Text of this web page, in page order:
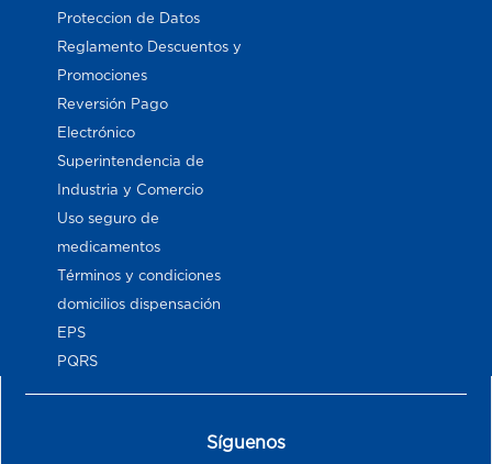
Proteccion de Datos
Reglamento Descuentos y
Promociones
Reversión Pago
Electrónico
Superintendencia de
Industria y Comercio
Uso seguro de
medicamentos
Términos y condiciones
domicilios dispensación
EPS
PQRS
Síguenos